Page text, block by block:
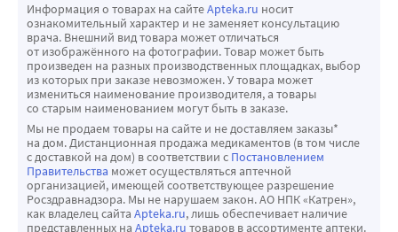
Информация о товарах на сайтеApteka.ru носит
ознакомительный характер и не заменяет консультацию
врача. Внешний вид товара может отличаться
от изображённого на фотографии. Товар может быть
произведен на разных производственных площадках, выбор
из которых при заказе невозможен. У товара может
измениться наименование производителя, а товары
со старым наименованием могут быть в заказе.
Мы не продаем товары на сайте и не доставляем заказы*
на дом. Дистанционная продажа медикаментов (в том числе
с доставкой на дом) в соответствии с Постановлением
Правительства может осуществляться аптечной
организацией, имеющей соответствующее разрешение
Росздравнадзора. Мы не нарушаем закон. АО НПК «Катрен»,
как владелец сайта Apteka.ru, лишь обеспечивает наличие
представленных на Apteka.ru товаров в ассортименте аптеки.